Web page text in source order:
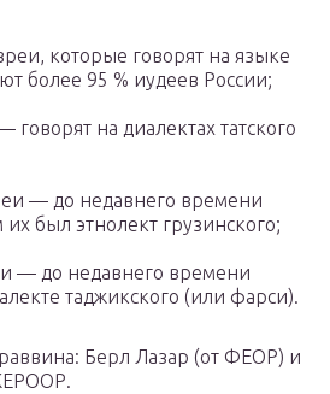
которые говорят на языке
более 95 % иудеев России;
говорят на диалектах татского
— до недавнего времени
был этнолект грузинского;
— до недавнего времени
таджикского (или фарси).
Берл Лазар (от ФЕОР) и